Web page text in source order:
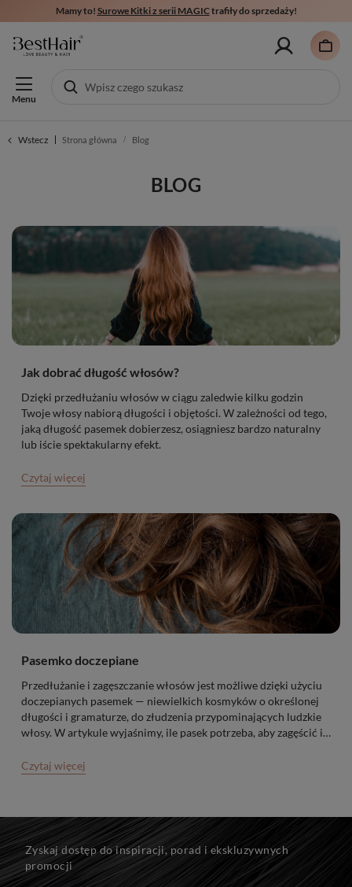
Mamy to! Surowe Kitki z serii MAGICtrafiły do sprzedaży!
Menu
Wstecz Strona główna Blog
BLOG
Jak dobrać długość włosów?
Dzięki przedłużaniu włosów w ciągu zaledwie kilku godzin
Twoje włosy nabiorą długości i objętości. W zależności od tego,
jaką długość pasemek dobierzesz, osiągniesz bardzo naturalny
lub iście spektakularny efekt.
Czytaj więcej
Pasemko doczepiane
Przedłużanie i zagęszczanie włosów jest możliwe dzięki użyciu
doczepianych pasemek — niewielkich kosmyków o określonej
długości i gramaturze, do złudzenia przypominających ludzkie
włosy. W artykule wyjaśnimy, ile pasek potrzeba, aby zagęścić i
pozwolą osiągnąć najlepszy efekt.
Czytaj więcej
Zyskaj dostęp do inspiracji, porad i ekskluzywnych
promocji